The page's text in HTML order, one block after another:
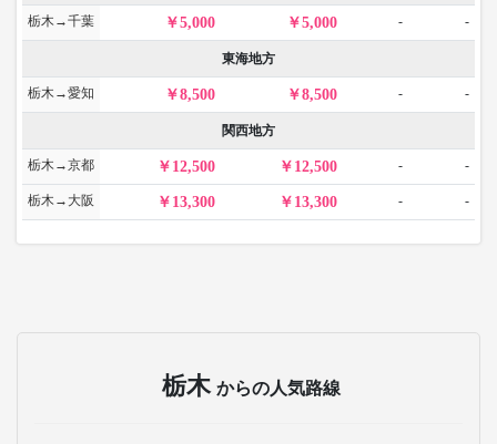
栃木→千葉 5,000 5,000 - -
東海地方
栃木→愛知 8,500 8,500 - -
関西地方
栃木→京都 12,500 12,500 - -
栃木→大阪 13,300 13,300 - -
栃木 からの人気路線